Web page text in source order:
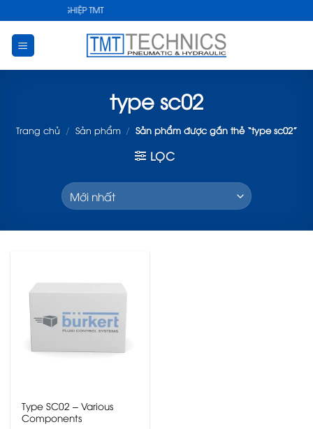
to
content
CÔNG NGHIỆP TMT
type sc02
Trang chủ / Sản phẩm / Sản phẩm được gắn thẻ “type sc02”
LỌC
Type SC02 – Various
Components